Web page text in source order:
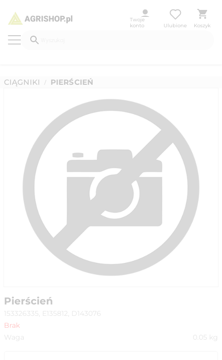
Twoje
konto
Ulubione Koszyk
CIĄGNIKI / PIERŚCIEŃ
Pierścień
153326335, E135812, D143076
Brak
Waga
0.05 kg